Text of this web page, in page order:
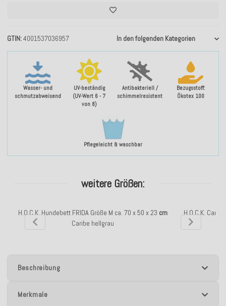
Wasser- und
schmutzabweisend
UV-beständig
(UV-Wert 6 - 7
von 8)
Antibakteriell /
schimmelresistent
Bezugsstoff:
Ökotex 100
Pflegeleicht & waschbar
GTIN 4001537036957 In den folgenden Kategorien
weitere Größen:
H.O.C.K. Hundebett FRIDA Größe M ca. 70 x 50 x 23 cm
Caribe hellgrau
H.O.C.K.
Beschreibung
Merkmale